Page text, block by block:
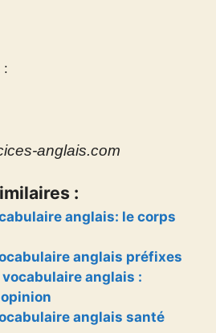
:
anglais.com
:
anglais: le corps
anglais préfixes
vocabulaire anglais :
anglais santé